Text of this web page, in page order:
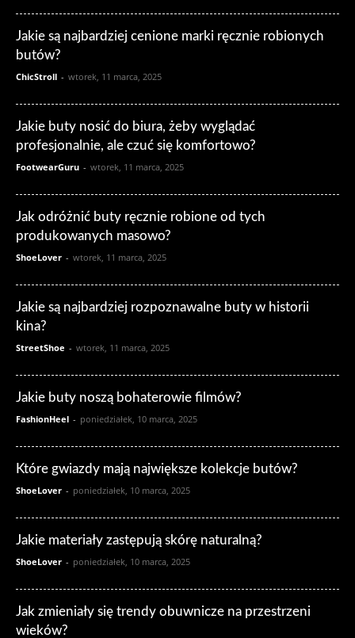
Jakie są najbardziej cenione marki ręcznie robionych
butów?
ChicStroll - wtorek, 11 marca, 2025
Jakie buty nosić do biura, żeby wyglądać
profesjonalnie, ale czuć się komfortowo?
FootwearGuru - wtorek, 11 marca, 2025
Jak odróżnić buty ręcznie robione od tych
produkowanych masowo?
ShoeLover - wtorek, 11 marca, 2025
Jakie są najbardziej rozpoznawalne buty w historii
kina?
StreetShoe - wtorek, 11 marca, 2025
Jakie buty noszą bohaterowie filmów?
FashionHeel - poniedziałek, 10 marca, 2025
Które gwiazdy mają największe kolekcje butów?
ShoeLover - poniedziałek, 10 marca, 2025
Jakie materiały zastępują skórę naturalną?
ShoeLover - poniedziałek, 10 marca, 2025
Jak zmieniały się trendy obuwnicze na przestrzeni
wieków?